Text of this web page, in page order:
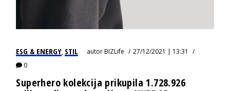
ESG & ENERGY, STIL autorBIZLife
27/12/2021 | 13:31
0
Superhero kolekcija prikupila 1.728.926